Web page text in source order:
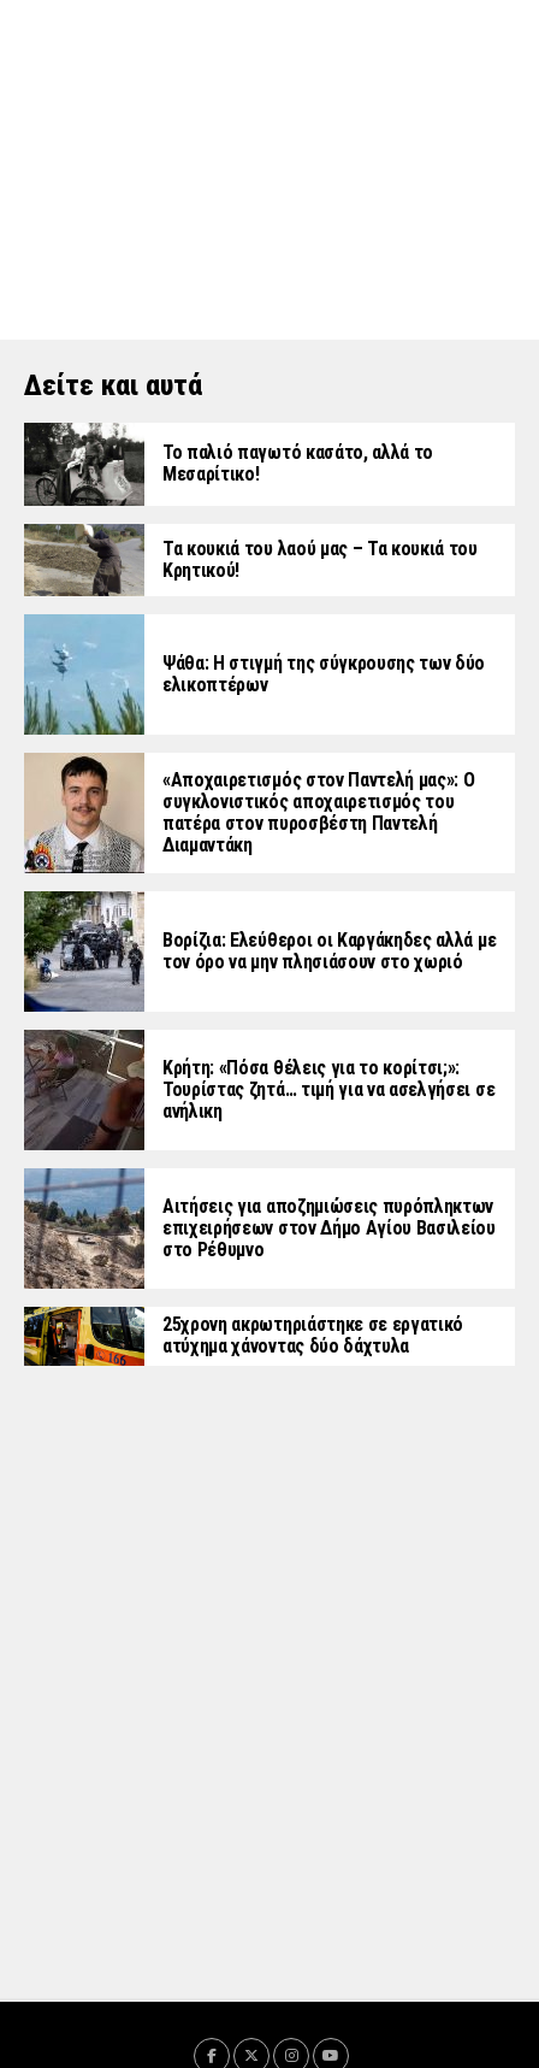
Δείτε και αυτά
Το παλιό παγωτό κασάτο, αλλά το
Μεσαρίτικο!
Τα κουκιά του λαού μας – Τα κουκιά του
Κρητικού!
Ψάθα: Η στιγμή της σύγκρουσης των δύο
ελικοπτέρων
«Aποχαιρετισμός στον Παντελή μας»: Ο
συγκλονιστικός αποχαιρετισμός του
πατέρα στον πυροσβέστη Παντελή
Διαμαντάκη
Βορίζια: Ελεύθεροι οι Καργάκηδες αλλά με
τον όρο να μην πλησιάσουν στο χωριό
Κρήτη: «Πόσα θέλεις για το κορίτσι;»:
Τουρίστας ζητά… τιμή για να ασελγήσει σε
ανήλικη
Αιτήσεις για αποζημιώσεις πυρόπληκτων
επιχειρήσεων στον Δήμο Αγίου Βασιλείου
στο Ρέθυμνο
25χρονη ακρωτηριάστηκε σε εργατικό
ατύχημα χάνοντας δύο δάχτυλα